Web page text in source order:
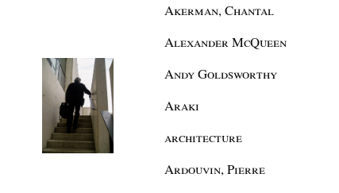
Akerman, Chantal
Alexander McQueen
Andy Goldsworthy
Araki
architecture
Ardouvin, Pierre